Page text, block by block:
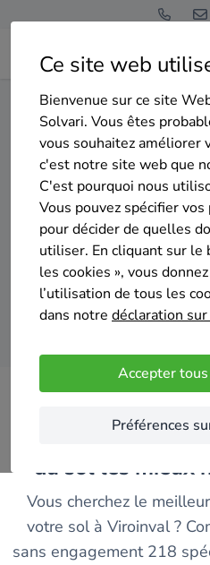
Ce site web
Bienvenue sur ce site
Solvari. Vous êtes
vous souhaitez améliorer
c'est notre site web que
C'est pourquoi nous
Vous pouvez spécifier
pour décider de quelles
utiliser. En cliquant sur le
les cookies », vous
l’utilisation de tous les
dans notre déclaration
Accepter
Préférences
Home Isolation du sol Namur
Gratuit et
Top 20 des entreprises
d'isolation du
Comparer
du sol les mieux
Vous cherchez le
votre sol à Viroinval ?
sans engagement 218